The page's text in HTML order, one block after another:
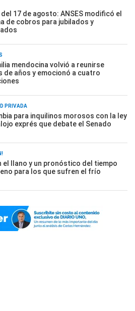
17 de agosto: ANSES modificó el
de cobros para jubilados y
mendocina volvió a reunirse
de años y emocionó a cuatro
PRIVADA
para inquilinos morosos con la ley
exprés que debate el Senado
el llano y un pronóstico del tiempo
para los que sufren el frío